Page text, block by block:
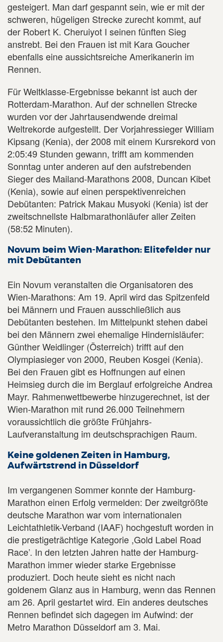
gesteigert. Man darf gespannt sein, wie er mit der
schweren, hügeligen Strecke zurecht kommt, auf
der Robert K. Cheruiyot I seinen fünften Sieg
anstrebt. Bei den Frauen ist mit Kara Goucher
ebenfalls eine aussichtsreiche Amerikanerin im
Rennen.
Für Weltklasse-Ergebnisse bekannt ist auch der
Rotterdam-Marathon. Auf der schnellen Strecke
wurden vor der Jahrtausendwende dreimal
Weltrekorde aufgestellt. Der Vorjahressieger William
Kipsang (Kenia), der 2008 mit einem Kursrekord von
2:05:49 Stunden gewann, trifft am kommenden
Sonntag unter anderen auf den aufstrebenden
Sieger des Mailand-Marathons 2008, Duncan Kibet
(Kenia), sowie auf einen perspektivenreichen
Debütanten: Patrick Makau Musyoki (Kenia) ist der
zweitschnellste Halbmarathonläufer aller Zeiten
(58:52 Minuten).
Novum beim Wien-Marathon: Elitefelder nur
mit Debütanten
Ein Novum veranstalten die Organisatoren des
Wien-Marathons: Am 19. April wird das Spitzenfeld
bei Männern und Frauen ausschließlich aus
Debütanten bestehen. Im Mittelpunkt stehen dabei
bei den Männern zwei ehemalige Hindernisläufer:
Günther Weidlinger (Österreich) trifft auf den
Olympiasieger von 2000, Reuben Kosgei (Kenia).
Bei den Frauen gibt es Hoffnungen auf einen
Heimsieg durch die im Berglauf erfolgreiche Andrea
Mayr. Rahmenwettbewerbe hinzugerechnet, ist der
Wien-Marathon mit rund 26.000 Teilnehmern
voraussichtlich die größte Frühjahrs-
Laufveranstaltung im deutschsprachigen Raum.
Keine goldenen Zeiten in Hamburg,
Aufwärtstrend in Düsseldorf
Im vergangenen Sommer konnte der Hamburg-
Marathon einen Erfolg vermelden: Der zweitgrößte
deutsche Marathon war vom internationalen
Leichtathletik-Verband (IAAF) hochgestuft worden in
die prestigeträchtige Kategorie ,Gold Label Road
Race’. In den letzten Jahren hatte der Hamburg-
Marathon immer wieder starke Ergebnisse
produziert. Doch heute sieht es nicht nach
goldenem Glanz aus in Hamburg, wenn das Rennen
am 26. April gestartet wird. Ein anderes deutsches
Rennen befindet sich dagegen im Aufwind: der
Metro Marathon Düsseldorf am 3. Mai.